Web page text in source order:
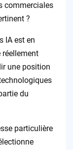
commerciales
?
IA est en
une position
du
particulière